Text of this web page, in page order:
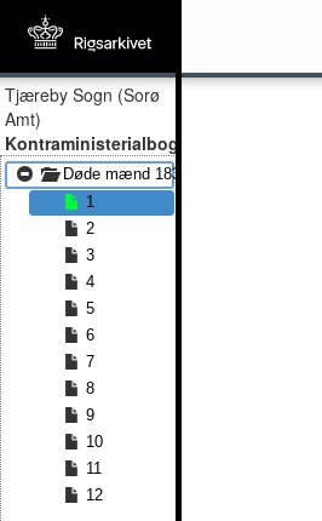
Tjæreby Sogn (Sorø
Amt)
Kontraministerialbog
Døde mænd 1835 - Døde mænd 1843
1
2
3
4
5
6
7
8
9
10
11
12